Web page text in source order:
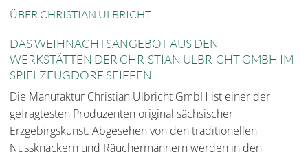
ÜBER CHRISTIAN ULBRICHT
DAS WEIHNACHTSANGEBOT AUS DEN
WERKSTÄTTEN DER CHRISTIAN ULBRICHT GMBH IM
SPIELZEUGDORF SEIFFEN
Die Manufaktur Christian Ulbricht GmbH ist einer der
gefragtesten Produzenten original sächsischer
Erzgebirgskunst. Abgesehen von den traditionellen
Nussknackern und Räuchermännern werden in den